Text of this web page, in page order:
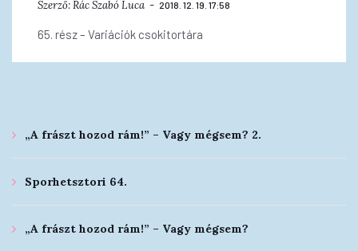
Szerző:Rác Szabó Luca 2018. 12. 19. 17:58
65. rész – Variációk csokitortára
„A frászt hozod rám!” – Vagy mégsem? 2.
Sporhetsztori 64.
„A frászt hozod rám!” – Vagy mégsem?